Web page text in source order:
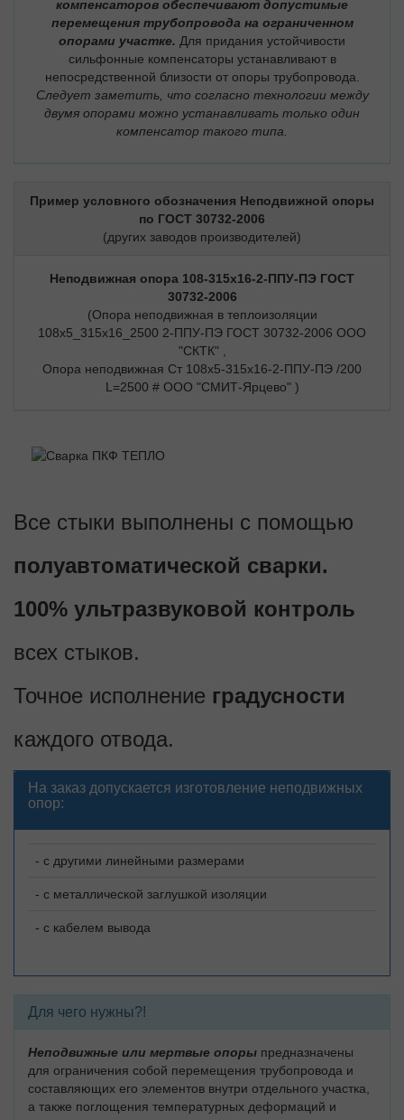
компенсаторов обеспечивают допустимые
перемещения трубопровода на ограниченном
опорами участке. Для придания устойчивости
сильфонные компенсаторы устанавливают в
непосредственной близости от опоры трубопровода.
Следует заметить, что согласно технологии между
двумя опорами можно устанавливать только один
компенсатор такого типа.
Пример условного обозначения Неподвижной опоры
по ГОСТ 30732-2006
(других заводов производителей)
Неподвижная опора 108-315х16-2-ППУ-ПЭ ГОСТ
30732-2006
(Опора неподвижная в теплоизоляции
108х5_315х16_2500 2-ППУ-ПЭ ГОСТ 30732-2006 ООО
"СКТК" ,
Опора неподвижная Ст 108х5-315х16-2-ППУ-ПЭ /200
L=2500 # ООО "СМИТ-Ярцево" )
Все стыки выполнены с помощью
полуавтоматической сварки.
100% ультразвуковой контроль
всех стыков.
Точное исполнение градусности
каждого отвода.
На заказ допускается изготовление неподвижных
опор:
- с другими линейными размерами
- с металлической заглушкой изоляции
- с кабелем вывода
Для чего нужны?!
Неподвижные или мертвые опоры предназначены
для ограничения собой перемещения трубопровода и
составляющих его элементов внутри отдельного участка,
а также поглощения температурных деформаций и